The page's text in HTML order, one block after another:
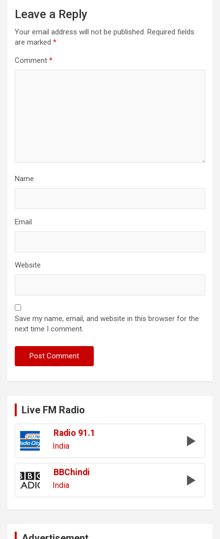
Leave a Reply
Your email address will not be published. Required fields
are marked *
Comment *
Name
Email
Website
Save my name, email, and website in this browser for the
next time I comment.
Live FM Radio
Radio 91.1
India
BBChindi
India